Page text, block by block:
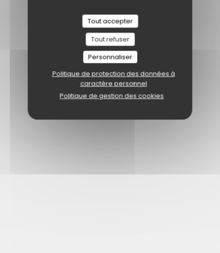
Tout accepter
Tout refuser
Personnaliser
Politique de protection des données à
caractère personnel
Politique de gestion des cookies